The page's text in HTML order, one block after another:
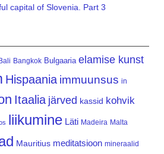
capital of Slovenia. Part 3
Bangkok Bulgaaria elamise kunst
Hispaania immuunsus in
Itaalia järved kassid kohvik
liikumine Läti Madeira Malta
Mauritius meditatsioon mineraalid